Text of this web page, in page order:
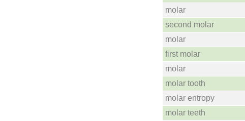
molar
second molar
molar
first molar
molar
molar tooth
molar entropy
molar teeth